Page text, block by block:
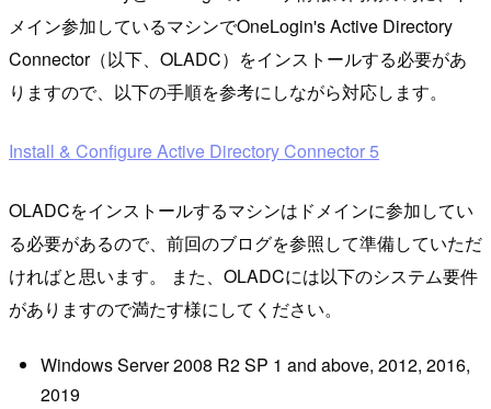
メイン参加しているマシンでOneLogin's Active Directory
Connector（以下、OLADC）をインストールする必要があ
りますので、以下の手順を参考にしながら対応します。
Install & Configure Active Directory Connector 5
OLADCをインストールするマシンはドメインに参加してい
る必要があるので、前回のブログを参照して準備していただ
ければと思います。 また、OLADCには以下のシステム要件
がありますので満たす様にしてください。
Windows Server 2008 R2 SP 1 and above, 2012, 2016,
2019